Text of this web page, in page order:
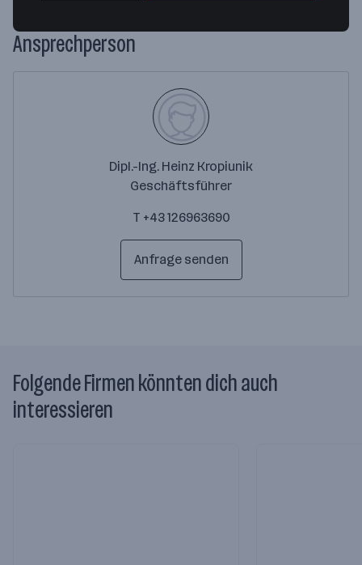
Ansprechperson
Dipl.-Ing. Heinz Kropiunik
Geschäftsführer
T +43 126963690
Anfrage senden
Folgende Firmen könnten dich auch
interessieren